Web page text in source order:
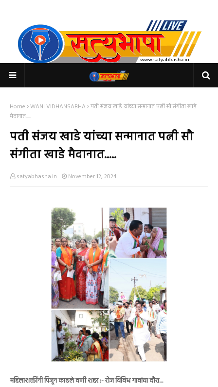
Home WANI VIDHANSABHA पती संजय खाडे यांच्या सन्मानात पत्नी सौ संगीता खाडे
मैदानात.....
पती संजय खाडे यांच्या सन्मानात पत्नी सौ
संगीता खाडे मैदानात.....
satyabhasha.in November 12, 2024
महिलाशक्तींनी पिंजून काढले वणी शहर :- रोज विविध गावांचा दौरा....